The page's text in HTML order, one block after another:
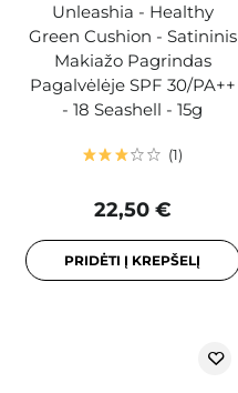
Unleashia - Healthy
Green Cushion - Satininis
Makiažo Pagrindas
Pagalvėlėje SPF 30/PA++
- 18 Seashell - 15g
1
22,50 €
PRIDĖTI Į KREPŠELĮ